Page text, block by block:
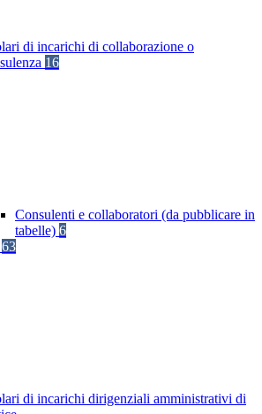
di incarichi di collaborazione o
16
Consulenti e collaboratori (da pubblicare in
tabelle) 6
63
di incarichi dirigenziali amministrativi di